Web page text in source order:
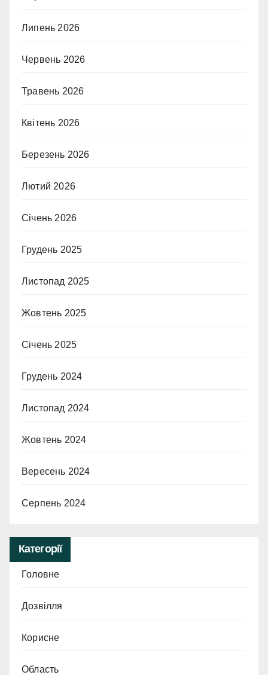
Липень 2026
Червень 2026
Травень 2026
Квітень 2026
Березень 2026
Лютий 2026
Січень 2026
Грудень 2025
Листопад 2025
Жовтень 2025
Січень 2025
Грудень 2024
Листопад 2024
Жовтень 2024
Вересень 2024
Серпень 2024
Категорії
Головне
Дозвілля
Корисне
Область